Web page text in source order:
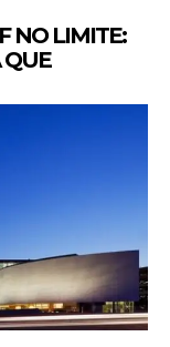
NO LIMITE:
QUE